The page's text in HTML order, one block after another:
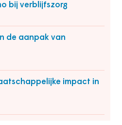
bij verblijfszorg
de aanpak van
impact in